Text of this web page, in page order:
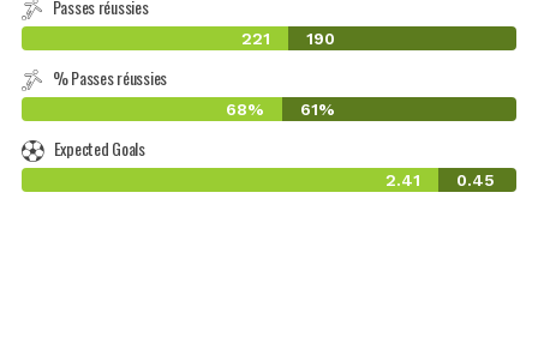
Passes réussies
221 190
% Passes réussies
68% 61%
Expected Goals
2.41 0.45